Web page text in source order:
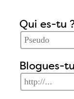
Qui es-tu
Blogues-